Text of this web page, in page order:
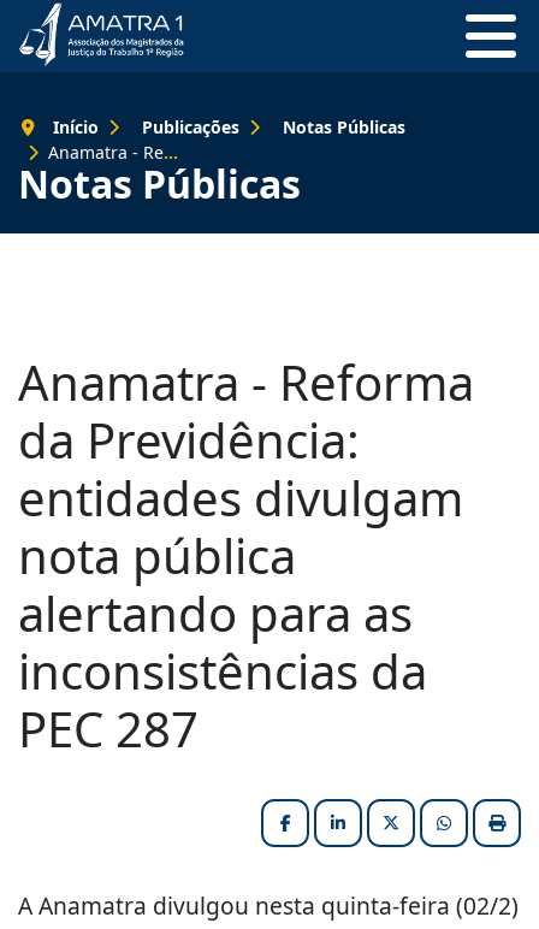
Notas Públicas
Início Publicações
Notas Públicas
Anamatra - Reforma da Previdência: entidades divulgam nota pública alertando para as inconsistências da PEC 287
Anamatra - Reforma
da Previdência:
entidades divulgam
nota pública
alertando para as
inconsistências da
PEC 287
FacebookLinkedInX (formerly
A Anamatra divulgou nesta quinta-feira (02/2)